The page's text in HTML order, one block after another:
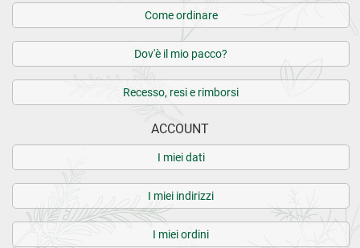
Come ordinare
Dov'è il mio pacco?
Recesso, resi e rimborsi
ACCOUNT
I miei dati
I miei indirizzi
I miei ordini